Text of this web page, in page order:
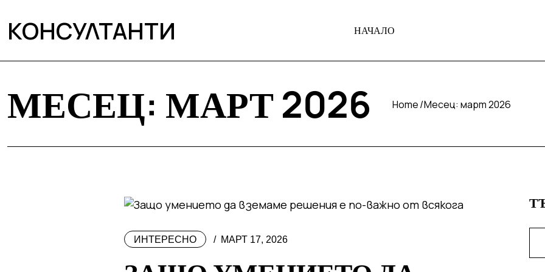
КОНСУЛТАНТИ НАЧАЛО
МЕСЕЦ: МАРТ 2026 Home Месец: март 2026
ИНТЕРЕСНО МАРТ 17, 2026